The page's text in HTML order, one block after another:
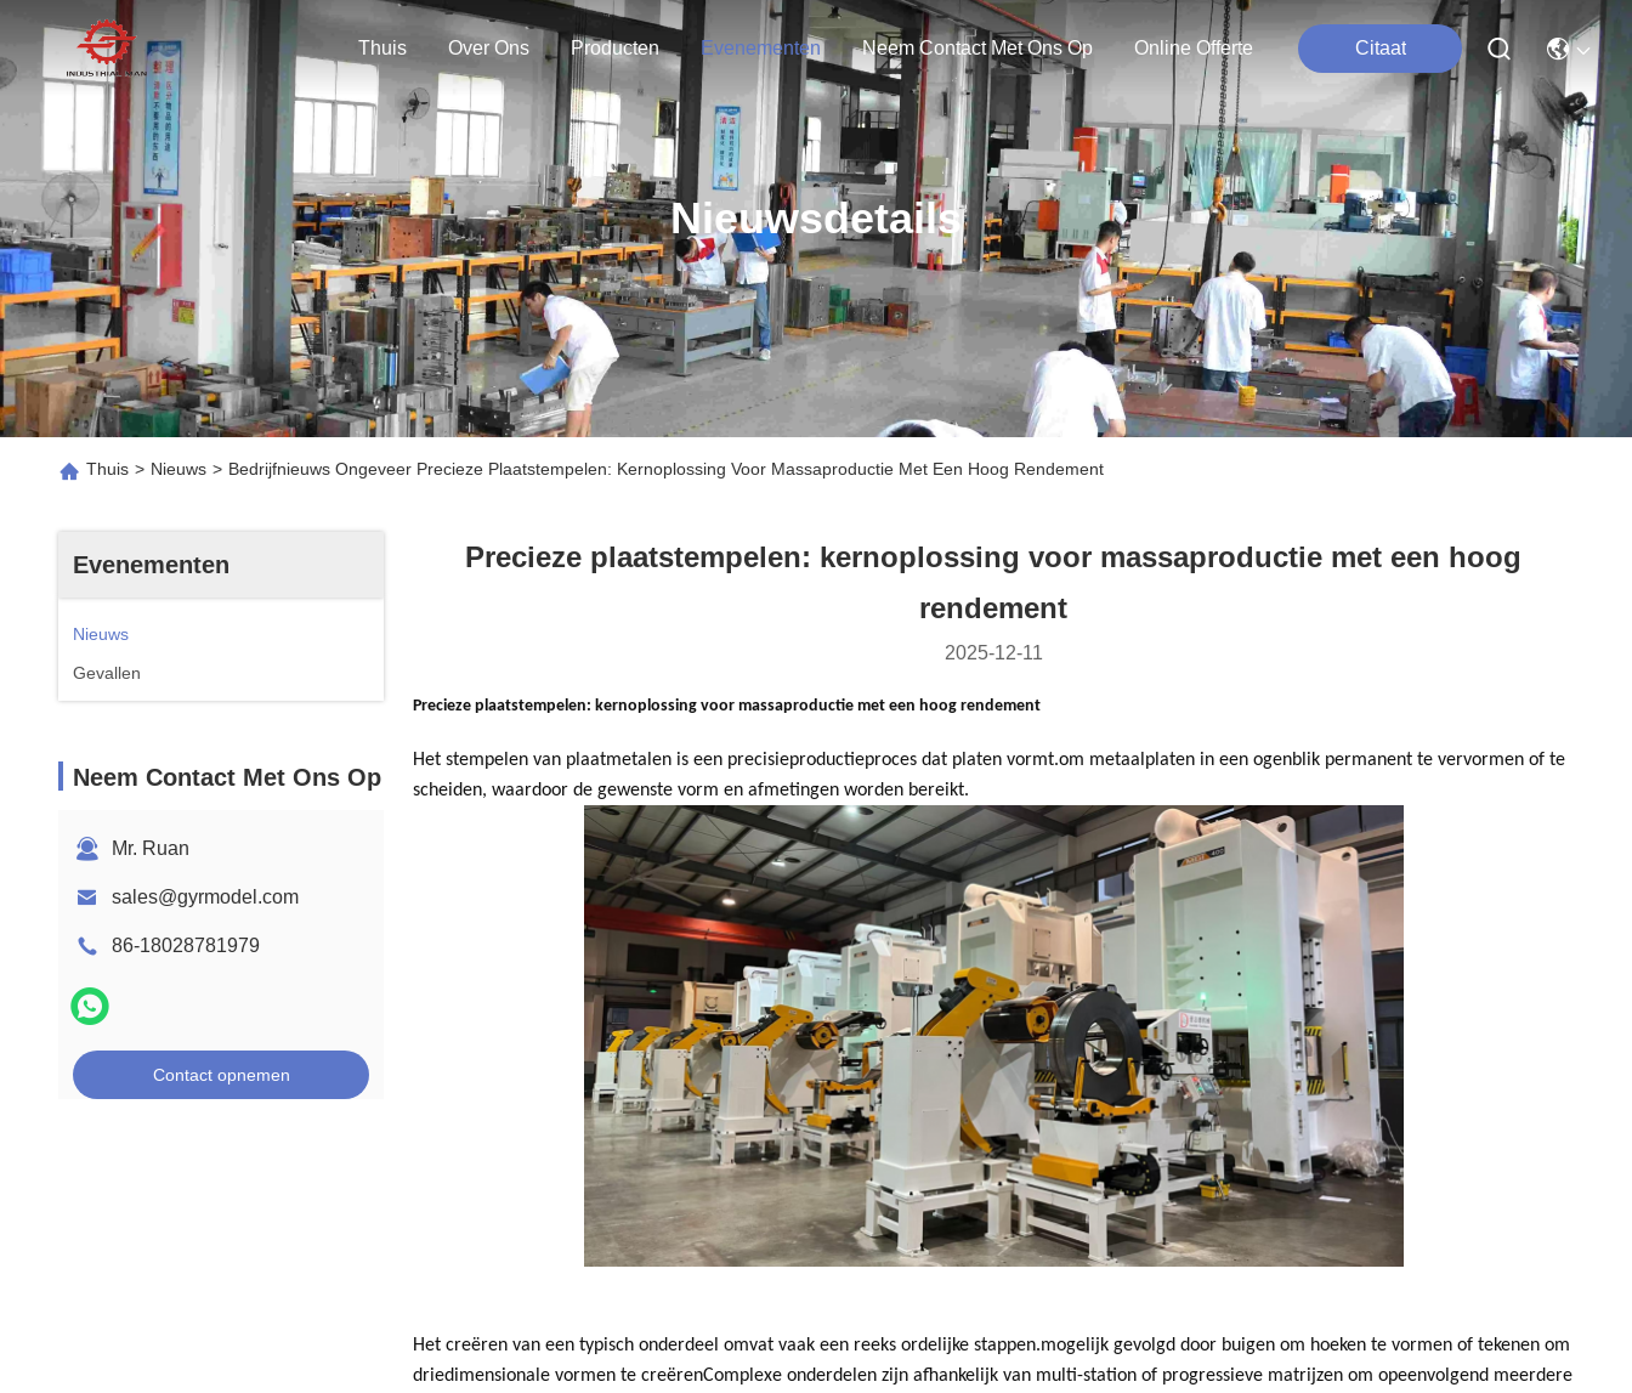
Thuis Over Ons Producten Evenementen Neem Contact Met Ons Op Online Offerte Citaat
Nieuwsdetails
Thuis > Nieuws > Bedrijfnieuws Ongeveer Precieze Plaatstempelen: Kernoplossing Voor Massaproductie Met Een Hoog Rendement
Evenementen
Nieuws
Gevallen
Neem Contact Met Ons Op
Mr. Ruan
sales@gyrmodel.com
86-18028781979
Contact opnemen
Precieze plaatstempelen: kernoplossing voor massaproductie met een hoog
rendement
2025-12-11
Precieze plaatstempelen: kernoplossing voor massaproductie met een hoog rendement
Het stempelen van plaatmetalen is een precisieproductieproces dat platen vormt.om metaalplaten in een ogenblik permanent te vervormen of te
scheiden, waardoor de gewenste vorm en afmetingen worden bereikt.
Het creëren van een typisch onderdeel omvat vaak een reeks ordelijke stappen.mogelijk gevolgd door buigen om hoeken te vormen of tekenen om
driedimensionale vormen te creërenComplexe onderdelen zijn afhankelijk van multi-station of progressieve matrijzen om opeenvolgend meerdere